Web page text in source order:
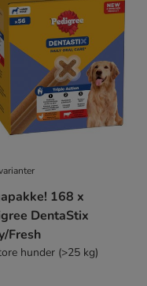
168 x
DentaStix
Fresh
hunder (>25 kg)